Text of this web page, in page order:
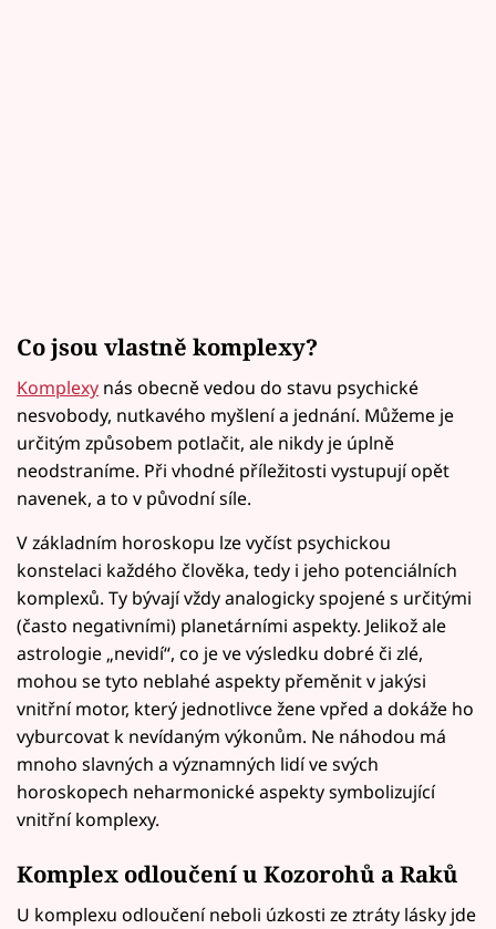
Co jsou vlastně komplexy?
Komplexy nás obecně vedou do stavu psychické
nesvobody, nutkavého myšlení a jednání. Můžeme je
určitým způsobem potlačit, ale nikdy je úplně
neodstraníme. Při vhodné příležitosti vystupují opět
navenek, a to v původní síle.
V základním horoskopu lze vyčíst psychickou
konstelaci každého člověka, tedy i jeho potenciálních
komplexů. Ty bývají vždy analogicky spojené s určitými
(často negativními) planetárními aspekty. Jelikož ale
astrologie „nevidí“, co je ve výsledku dobré či zlé,
mohou se tyto neblahé aspekty přeměnit v jakýsi
vnitřní motor, který jednotlivce žene vpřed a dokáže ho
vyburcovat k nevídaným výkonům. Ne náhodou má
mnoho slavných a významných lidí ve svých
horoskopech neharmonické aspekty symbolizující
vnitřní komplexy.
Komplex odloučení u Kozorohů a Raků
U komplexu odloučení neboli úzkosti ze ztráty lásky jde